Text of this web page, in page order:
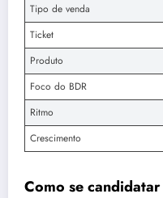
Tipo de venda
Ticket
Produto
Foco do BDR
Ritmo
Crescimento
Como se candidatar